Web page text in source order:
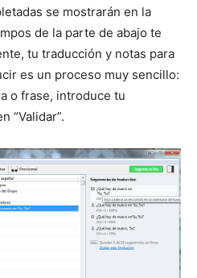
se mostrarán en la
de la parte de abajo te
tu traducción y notas para
es un proceso muy sencillo:
o frase, introduce tu
“Validar”.